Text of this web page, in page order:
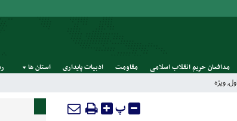
مدافعان حریم انقلاب اسلامی مقاومت ادبیات پایداری استان‌ ها
,ویژه
پ